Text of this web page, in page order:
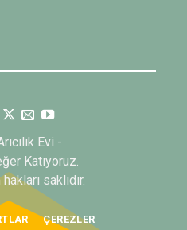
Evi -
Katıyoruz.
saklıdır.
ÇEREZLER